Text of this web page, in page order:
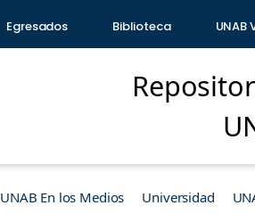
Egresados Biblioteca UNAB
UNAB En los Medios Universidad